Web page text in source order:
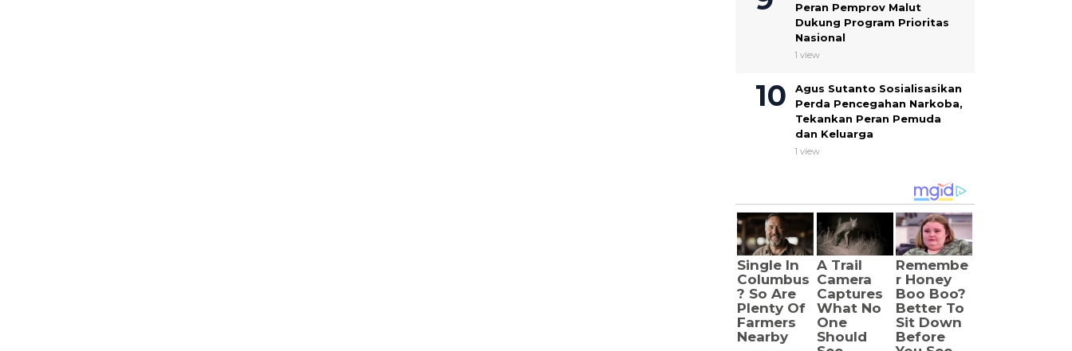
Peran Pemprov Malut
Dukung Program Prioritas
Nasional
1 view
Agus Sutanto Sosialisasikan
Perda Pencegahan Narkoba,
Tekankan Peran Pemuda
dan Keluarga
1 view